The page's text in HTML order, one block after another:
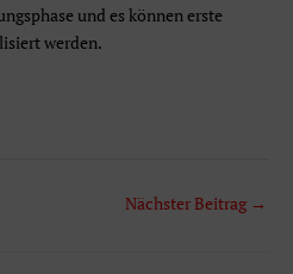
und es können erste
werden.
Nächster Beitrag →